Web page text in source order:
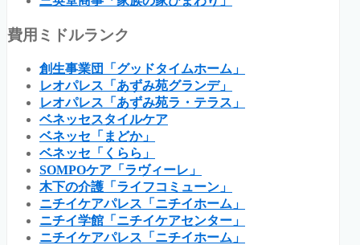
費用ミドルランク
創生事業団「グッドタイムホーム」
レオパレス「あずみ苑グランデ」
レオパレス「あずみ苑ラ・テラス」
ベネッセスタイルケア
ベネッセ「まどか」
ベネッセ「くらら」
SOMPOケア「ラヴィーレ」
木下の介護「ライフコミューン」
ニチイケアパレス「ニチイホーム」
ニチイ学館「ニチイケアセンター」
ニチイケアパレス「ニチイホーム」